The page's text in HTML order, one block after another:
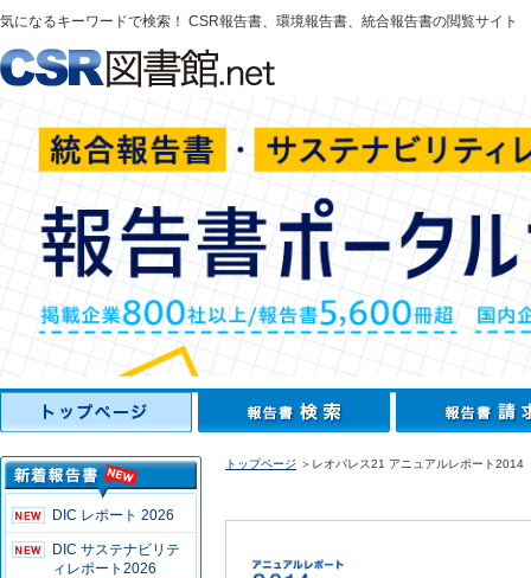
気になるキーワードで検索！ CSR報告書、環境報告書、統合報告書の閲覧サイト
DIC レポート 2026
DIC サステナビリテ
ィレポート2026
トップページ ＞レオパレス21 アニュアルレポート2014